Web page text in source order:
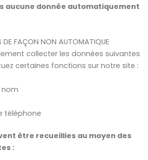
aucune donnée automatiquement
DE FAÇON NON AUTOMATIQUE
collecter les données suivantes
certaines fonctions sur notre site :
nom
téléphone
être recueillies au moyen des
: